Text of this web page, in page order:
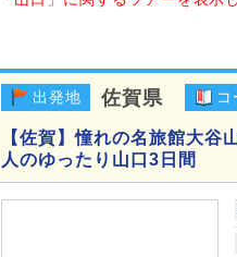
出発地 佐賀県 コ
【佐賀】憧れの名旅館大
人のゆったり山口3日間